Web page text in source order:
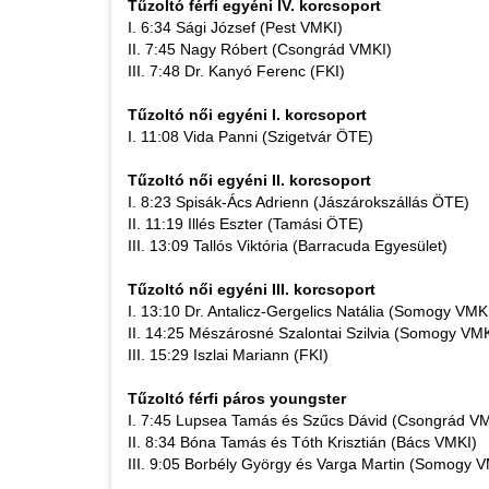
Tűzoltó férfi egyéni IV. korcsoport
I. 6:34 Sági József (Pest VMKI)
II. 7:45 Nagy Róbert (Csongrád VMKI)
III. 7:48 Dr. Kanyó Ferenc (FKI)
Tűzoltó női egyéni I. korcsoport
I. 11:08 Vida Panni (Szigetvár ÖTE)
Tűzoltó női egyéni II. korcsoport
I. 8:23 Spisák-Ács Adrienn (Jászárokszállás ÖTE)
II. 11:19 Illés Eszter (Tamási ÖTE)
III. 13:09 Tallós Viktória (Barracuda Egyesület)
Tűzoltó női egyéni III. korcsoport
I. 13:10 Dr. Antalicz-Gergelics Natália (Somogy
II. 14:25 Mészárosné Szalontai Szilvia (Somogy
III. 15:29 Iszlai Mariann (FKI)
Tűzoltó férfi páros youngster
I. 7:45 Lupsea Tamás és Szűcs Dávid (Csongrád
II. 8:34 Bóna Tamás és Tóth Krisztián (Bács VMKI)
III. 9:05 Borbély György és Varga Martin (Somogy